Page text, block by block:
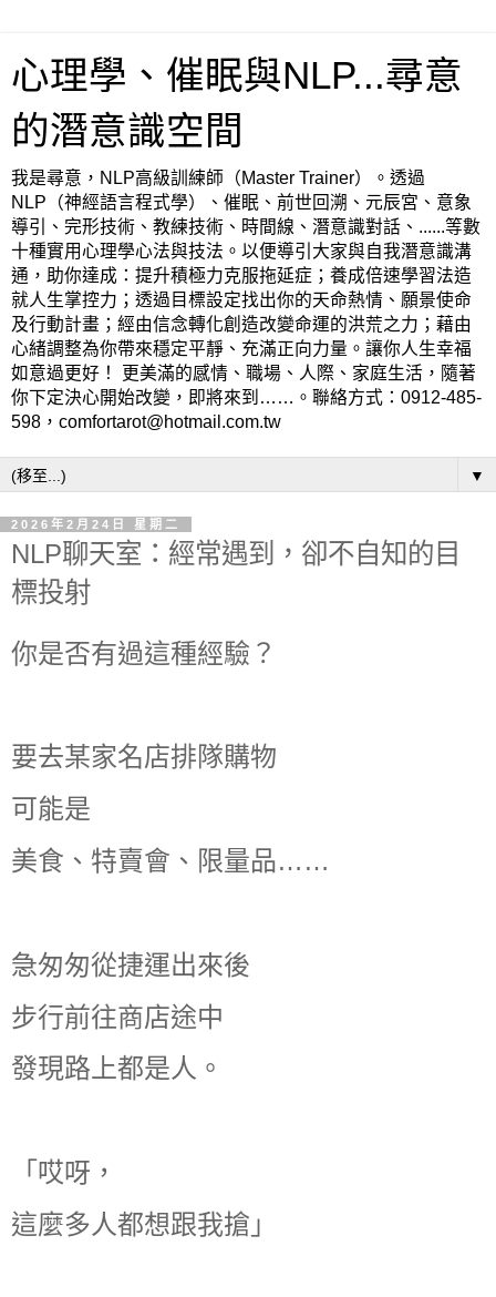
心理學、催眠與NLP...尋意
的潛意識空間
我是尋意，NLP高級訓練師（Master Trainer）。透過
NLP（神經語言程式學）、催眠、前世回溯、元辰宮、意象
導引、完形技術、教練技術、時間線、潛意識對話、......等數
十種實用心理學心法與技法。以便導引大家與自我潛意識溝
通，助你達成：提升積極力克服拖延症；養成倍速學習法造
就人生掌控力；透過目標設定找出你的天命熱情、願景使命
及行動計畫；經由信念轉化創造改變命運的洪荒之力；藉由
心緒調整為你帶來穩定平靜、充滿正向力量。讓你人生幸福
如意過更好！ 更美滿的感情、職場、人際、家庭生活，隨著
你下定決心開始改變，即將來到……。聯絡方式：0912-485-
598，comfortarot@hotmail.com.tw
▼
2026年2月24日 星期二
NLP聊天室：經常遇到，卻不自知的目
標投射
你是否有過這種經驗？
要去某家名店排隊購物
可能是
美食、特賣會、限量品……
急匆匆從捷運出來後
步行前往商店途中
發現路上都是人。
「哎呀，
這麼多人都想跟我搶」